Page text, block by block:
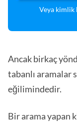
Veya
Ancak birkaç
tabanlı aramalar
eğilimindedir.
Bir arama yapan